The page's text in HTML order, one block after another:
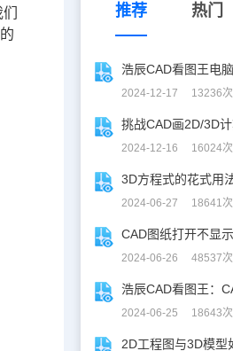
推荐 热门
2024-12-17 13236次
2024-12-16 16024次
2024-06-27 18641次
2024-06-26 48537次
2024-06-25 18643次